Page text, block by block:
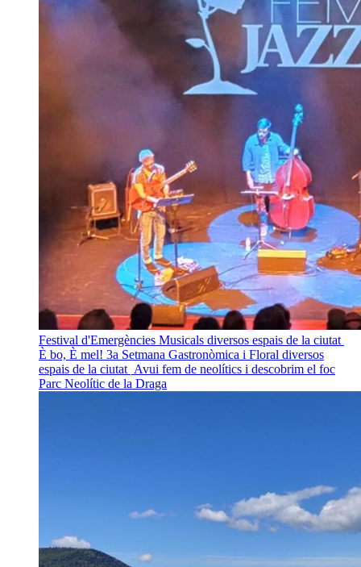
Festival d'Emergències Musicals diversos espais de la ciutat
È bo, È mel! 3a Setmana Gastronòmica i Floral diversos
espais de la ciutat Avui fem de neolítics i descobrim el foc
Parc Neolític de la Draga